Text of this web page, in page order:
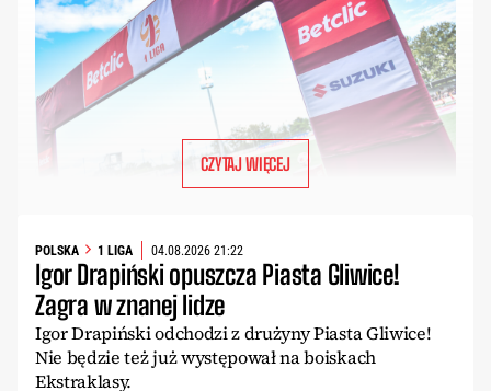
CZYTAJ WIĘCEJ
POLSKA 1 LIGA 04.08.2026 21:22
Igor Drapiński opuszcza Piasta Gliwice!
Zagra w znanej lidze
Igor Drapiński odchodzi z drużyny Piasta Gliwice!
Nie będzie też już występował na boiskach
Ekstraklasy.